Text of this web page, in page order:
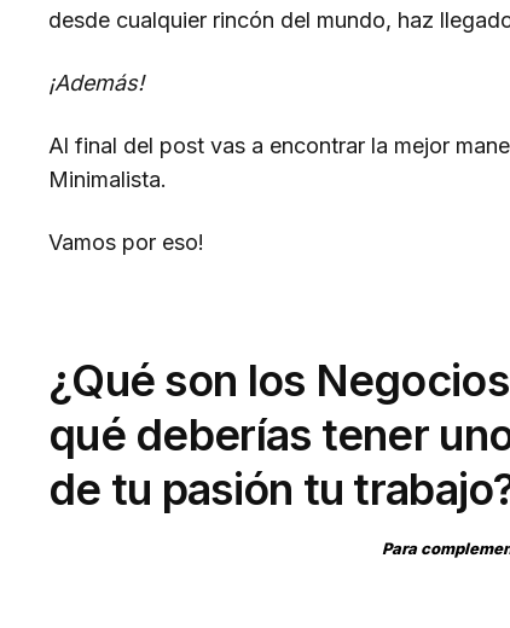
desde cualquier rincón del mundo, haz
¡Además!
Al final del post vas a encontrar la mejor
Minimalista.
Vamos por eso!
¿Qué son los
qué deberías tener
de tu pasión tu
Para